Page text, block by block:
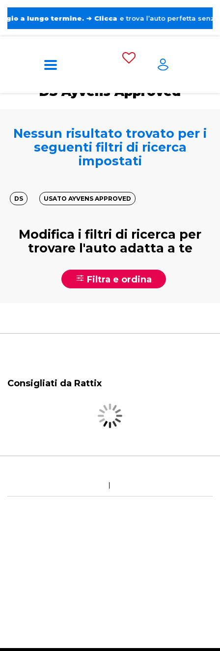
lungo termine. ➔ Clicca e trova l’auto perfetta senza
Home Ayvens Approved
DS Ayvens Approved
Nessun risultato trovato per i
seguenti filtri di ricerca
impostati
DS USATO AYVENS APPROVED
Modifica i filtri di ricerca per
trovare l'auto adatta a te
Filtra e ordina
Consigliati da Rattix